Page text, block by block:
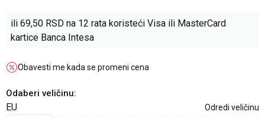
ili 69,50 RSD na 12 rata koristeći Visa ili MasterCard
kartice Banca Intesa
Obavesti me kada se promeni cena
Odaberi veličinu:
EU
Odredi veličinu